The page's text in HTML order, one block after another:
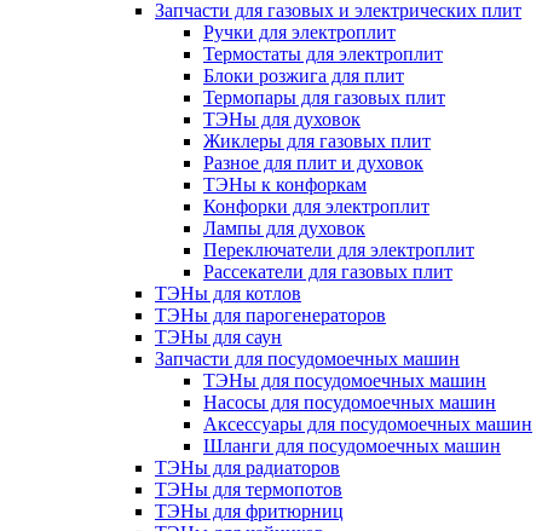
Запчасти для газовых и электрических плит
Ручки для электроплит
Термостаты для электроплит
Блоки розжига для плит
Термопары для газовых плит
ТЭНы для духовок
Жиклеры для газовых плит
Разное для плит и духовок
ТЭНы к конфоркам
Конфорки для электроплит
Лампы для духовок
Переключатели для электроплит
Рассекатели для газовых плит
ТЭНы для котлов
ТЭНы для парогенераторов
ТЭНы для саун
Запчасти для посудомоечных машин
ТЭНы для посудомоечных машин
Насосы для посудомоечных машин
Аксессуары для посудомоечных машин
Шланги для посудомоечных машин
ТЭНы для радиаторов
ТЭНы для термопотов
ТЭНы для фритюрниц